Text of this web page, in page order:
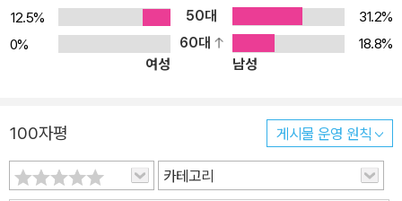
자 철학자다. 자연과학의 발전, 계몽주의 등 근대 지성사의 격변기 한
가운데를 관통하는 삶을 살았다. 당대의 대표적인 유물론자로서 영혼
이나 정신을 물질의 지평으로 환원해 인간을 생물학적 기계로 재정의
게 비판했다. 이로써 모든 저술이 분서 처분되었을 뿐 아니라 고국을
떠나야 했다. 오랫동안 ‘기계적 유물론’ 등 부정적으로 고착화된 평가
를 받아 왔으나, 뇌과학이 부상하고 통섭적 지성이 요청되는 시대적
흐름과 맞물려 20세기 이후 새롭게 재조명되고 있다. ≪인간-기계
12.5%
50대
31.2%
0%
60대
18.8%
여성
남성
100자평 게시물 운영 원칙
카테고리